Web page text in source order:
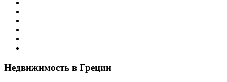
Недвижимость в Греции